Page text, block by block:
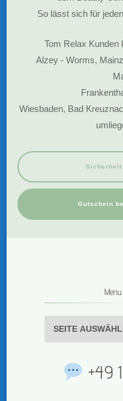
So lässt sich für
Tom Relax Kunden
Alzey - Worms,
Wiesbaden, Bad
Sicherheit
Gutschein
+49